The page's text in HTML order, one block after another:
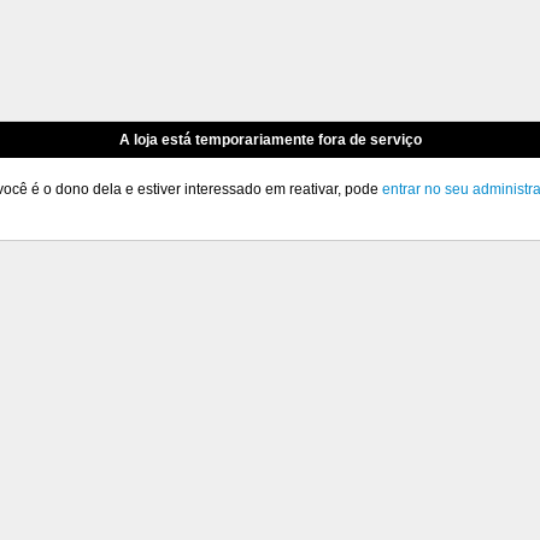
A loja está temporariamente fora de serviço
é o dono dela e estiver interessado em reativar, pode entrar no seu